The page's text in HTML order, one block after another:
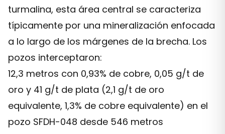
turmalina, esta área central se caracteriza
típicamente por una mineralización enfocada
a lo largo de los márgenes de la brecha. Los
pozos interceptaron:
12,3 metros con 0,93% de cobre, 0,05 g/t de
oro y 41 g/t de plata (2,1 g/t de oro
equivalente, 1,3% de cobre equivalente) en el
pozo SFDH-048 desde 546 metros